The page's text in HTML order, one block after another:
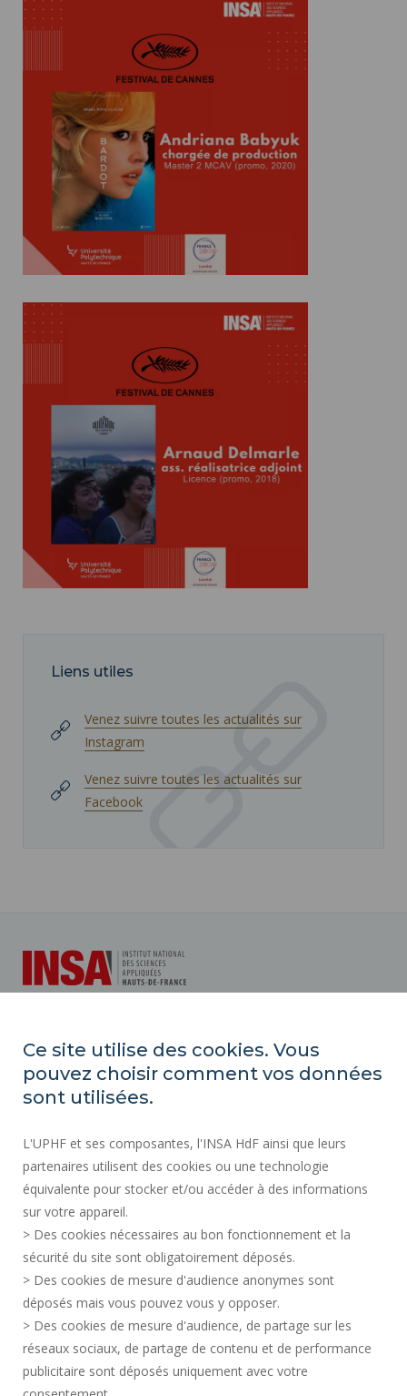
Liens utiles
Venez suivre toutes les actualités sur
Instagram
Venez suivre toutes les actualités sur
Facebook
Campus Mont Houy
59313 Valenciennes cedex 9
ESPACE PRESSE
ACCESSIBILITÉ
MENTIONS LÉGALES
CRÉDITS
Ce site utilise des cookies. Vous
pouvez choisir comment vos données
sont utilisées.
L'UPHF et ses composantes, l'INSA HdF ainsi que leurs
partenaires utilisent des cookies ou une technologie
équivalente pour stocker et/ou accéder à des informations
sur votre appareil.
> Des cookies nécessaires au bon fonctionnement et la
sécurité du site sont obligatoirement déposés.
> Des cookies de mesure d'audience anonymes sont
déposés mais vous pouvez vous y opposer.
> Des cookies de mesure d'audience, de partage sur les
réseaux sociaux, de partage de contenu et de performance
publicitaire sont déposés uniquement avec votre